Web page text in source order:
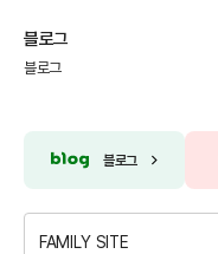
블로그
블로그
블로그
FAMILY SITE